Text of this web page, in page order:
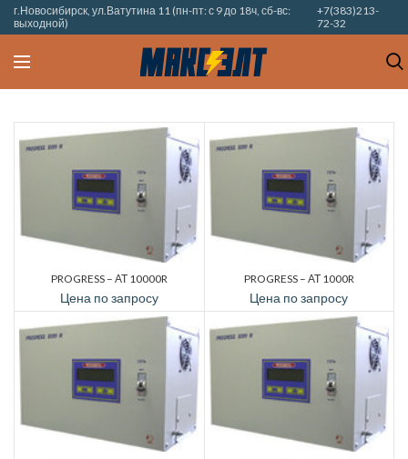
г.Новосибирск, ул.Ватутина 11 (пн-пт: с 9 до 18ч, сб-вс:
выходной)
+7(383)213-
72-32
PROGRESS – АТ 10000R
Цена по запросу
PROGRESS – АТ 1000R
Цена по запросу